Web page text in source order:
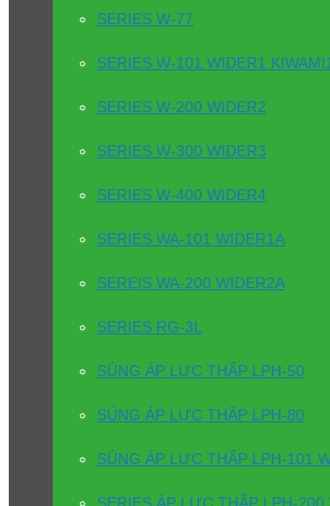
SERIES W-77
SERIES W-101 WIDER1
SERIES W-200 WIDER2
SERIES W-300 WIDER3
SERIES W-400 WIDER4
SERIES WA-101 WIDER1A
SEREIS WA-200 WIDER2A
SERIES RG-3L
SÚNG ÁP LỰC THẤP LPH-50
SÚNG ÁP LỰC THẤP LPH-80
SÚNG ÁP LỰC THẤP LPH-101